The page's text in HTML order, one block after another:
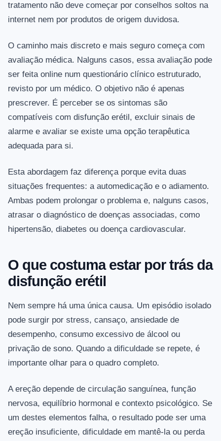
tratamento não deve começar por conselhos soltos na
internet nem por produtos de origem duvidosa.
O caminho mais discreto e mais seguro começa com
avaliação médica. Nalguns casos, essa avaliação pode
ser feita online num questionário clínico estruturado,
revisto por um médico. O objetivo não é apenas
prescrever. É perceber se os sintomas são
compatíveis com disfunção erétil, excluir sinais de
alarme e avaliar se existe uma opção terapêutica
adequada para si.
Esta abordagem faz diferença porque evita duas
situações frequentes: a automedicação e o adiamento.
Ambas podem prolongar o problema e, nalguns casos,
atrasar o diagnóstico de doenças associadas, como
hipertensão, diabetes ou doença cardiovascular.
O que costuma estar por trás da
disfunção erétil
Nem sempre há uma única causa. Um episódio isolado
pode surgir por stress, cansaço, ansiedade de
desempenho, consumo excessivo de álcool ou
privação de sono. Quando a dificuldade se repete, é
importante olhar para o quadro completo.
A ereção depende de circulação sanguínea, função
nervosa, equilíbrio hormonal e contexto psicológico. Se
um destes elementos falha, o resultado pode ser uma
ereção insuficiente, dificuldade em mantê-la ou perda